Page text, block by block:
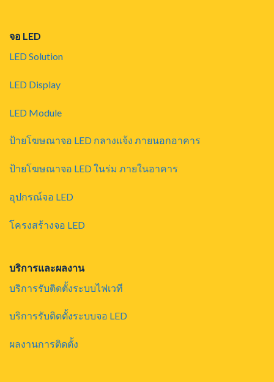
จอ LED
LED Solution
LED Display
LED Module
ป้ายโฆษณาจอ LED กลางแจ้ง ภายนอกอาคาร
ป้ายโฆษณาจอ LED ในร่ม ภายในอาคาร
อุปกรณ์จอ LED
โครงสร้างจอ LED
บริการและผลงาน
บริการรับติดตั้งระบบไฟเวที
บริการรับติดตั้งระบบจอ LED
ผลงานการติดตั้ง